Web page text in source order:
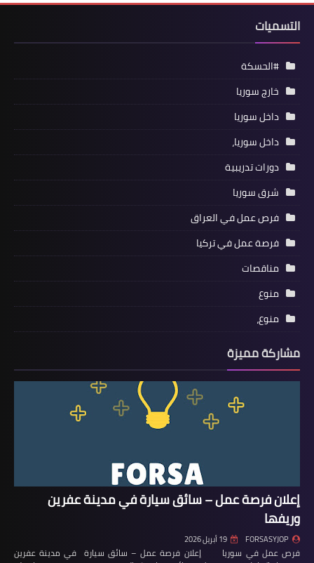
التسميات
#الحسكة
خارج سوريا
داخل سوريا
داخل سوريا،
دورات تدريبية
شرق سوريا
فرص عمل في العراق
فرصة عمل في تركيا
مناقصات
منوع
منوع،
مشاركة مميزة
إعلان فرصة عمل – سائق سيارة في مدينة عفرين
وريفها
FORSASYJOP 19 أبريل 2026
فرص عمل في سوريا إعلان فرصة عمل – سائق سيارة في مدينة عفرين